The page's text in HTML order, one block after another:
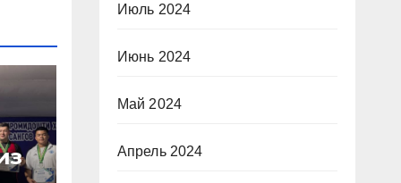
Июль 2024
Июнь 2024
Май 2024
Апрель 2024